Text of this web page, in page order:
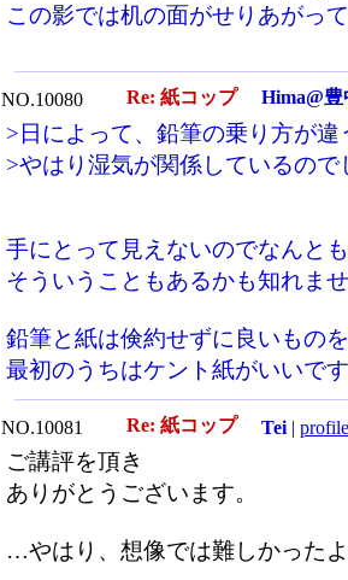
この影では机の面がせりあがっ
NO.10080 Re: 紙コップ Hima@豊
>日によって、鉛筆の乗り方が違
>やはり湿気が関係しているの
手にとって見えないのでなんと
そういうこともあるかも知れま
鉛筆と紙は倹約せずに良いもの
最初のうちはケント紙がいいで
NO.10081 Re: 紙コップ Tei | profile
ご講評を頂き
ありがとうございます。
…やはり、想像では難しかった